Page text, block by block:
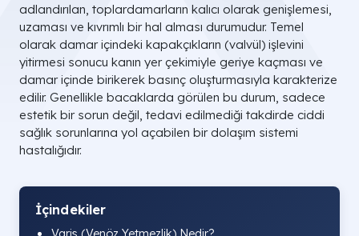
adlandırılan, toplardamarların kalıcı olarak genişlemesi,
uzaması ve kıvrımlı bir hal alması durumudur. Temel
olarak damar içindeki kapakçıkların (valvül) işlevini
yitirmesi sonucu kanın yer çekimiyle geriye kaçması ve
damar içinde birikerek basınç oluşturmasıyla karakterize
edilir. Genellikle bacaklarda görülen bu durum, sadece
estetik bir sorun değil, tedavi edilmediği takdirde ciddi
sağlık sorunlarına yol açabilen bir dolaşım sistemi
hastalığıdır.
İçindekiler